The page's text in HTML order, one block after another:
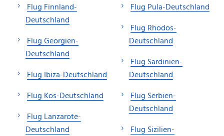
Flug Finnland-
Deutschland
Flug Georgien-
Deutschland
Flug Ibiza-Deutschland
Flug Kos-Deutschland
Flug Lanzarote-
Deutschland
Flug Pula-Deutschland
Flug Rhodos-
Deutschland
Flug Sardinien-
Deutschland
Flug Serbien-
Deutschland
Flug Sizilien-